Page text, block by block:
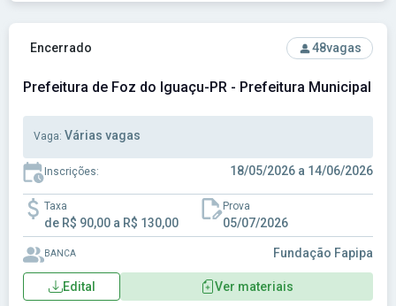
Ver concurso: Prefeitura de Foz do Iguaçu-PR - Prefeitura
Encerrado 48vagas
Prefeitura de Foz do Iguaçu-PR - Prefeitura Municipal de
Vaga: Várias vagas
Inscrições: 18/05/2026 a 14/06/2026
Taxa
de R$ 90,00 a R$ 130,00
Prova
05/07/2026
BANCA Fundação Fapipa
Edital Ver materiais